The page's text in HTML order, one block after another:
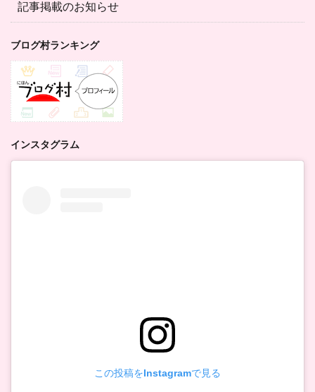
記事掲載のお知らせ
ブログ村ランキング
インスタグラム
この投稿をInstagramで見る